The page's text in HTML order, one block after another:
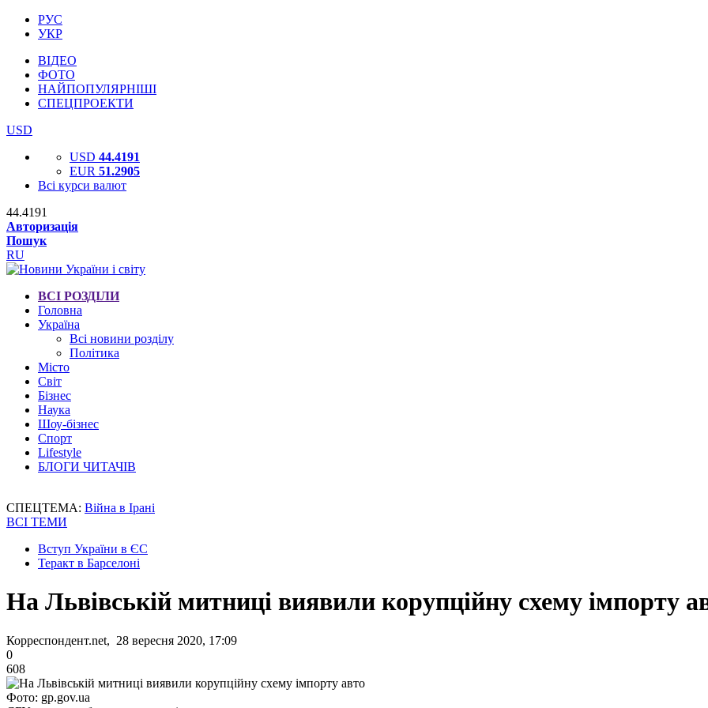
РУС
УКР
ВІДЕО
ФОТО
НАЙПОПУЛЯРНІШІ
СПЕЦПРОЕКТИ
USD
USD 44.4191
EUR 51.2905
Всі курси валют
44.4191
Авторизація
Пошук
RU
ВСІ РОЗДІЛИ
Головна
Україна
Всі новини розділу
Політика
Місто
Світ
Бізнес
Наука
Шоу-бізнес
Спорт
Lifestyle
БЛОГИ ЧИТАЧІВ
СПЕЦТЕМА: Війна в Ірані
ВСІ ТЕМИ
Вступ України в ЄС
Теракт в Барселоні
На Львівській митниці виявили корупційну схему імпорту
Корреспондент.net, 28 вересня 2020, 17:09
0
608
Фото: gp.gov.ua